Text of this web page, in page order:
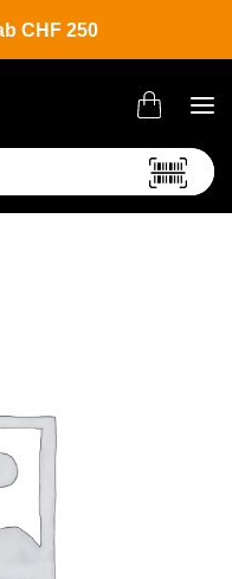
CHF 250
Haarfarbe